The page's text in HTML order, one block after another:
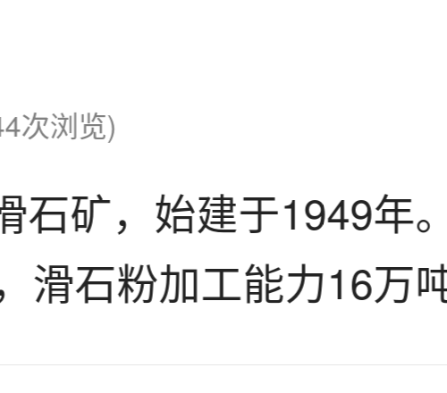
氧化带。在硫化矿中
矿和有机物中，游离
中，金全部以自然金
，半数以上在
次浏览)
石矿，始建于1949年
滑石粉加工能力16万
的选矿报告以及实地